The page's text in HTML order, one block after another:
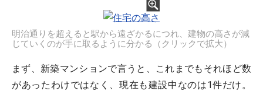
明治通りを超えると駅から遠ざかるにつれ、建物の高さが減
じていくのが手に取るように分かる（クリックで拡大）
まず、新築マンションで言うと、これまでもそれほど数
があったわけではなく、現在も建設中なのは1件だけ。